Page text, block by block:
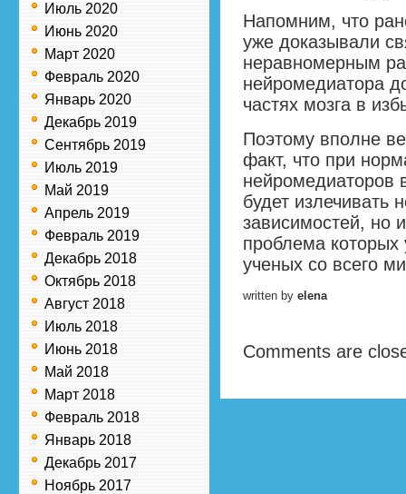
Июль 2020
Июнь 2020
Март 2020
Февраль 2020
Январь 2020
Декабрь 2019
Сентябрь 2019
Июль 2019
Май 2019
Апрель 2019
Февраль 2019
Декабрь 2018
Октябрь 2018
Август 2018
Июль 2018
Июнь 2018
Май 2018
Март 2018
Февраль 2018
Январь 2018
Декабрь 2017
Ноябрь 2017
Напомним, что
уже доказывали
неравномерным
нейромедиатора
частях мозга в
Поэтому вполне
факт, что при
нейромедиаторов
будет излечивать
зависимостей, но
проблема которых
ученых со всего
written by elena
Comments are